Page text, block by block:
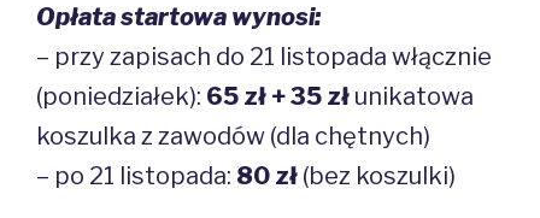
Opłata startowa wynosi:
– przy zapisach do 21 listopada włącznie
(poniedziałek): 65 zł + 35 zł unikatowa
koszulka z zawodów (dla chętnych)
– po 21 listopada: 80 zł (bez koszulki)